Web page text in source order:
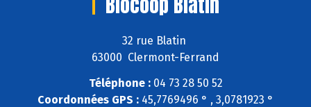
32 rue Blatin
63000 Clermont-Ferrand
Téléphone :04 73 28 50 52
Coordonnées GPS : 45,7769496 ° , 3,0781923 °